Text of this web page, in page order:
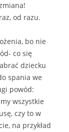
od razu.
bo nie
co się
dziecku
spania we
powód:
wszystkie
czy to w
na przykład